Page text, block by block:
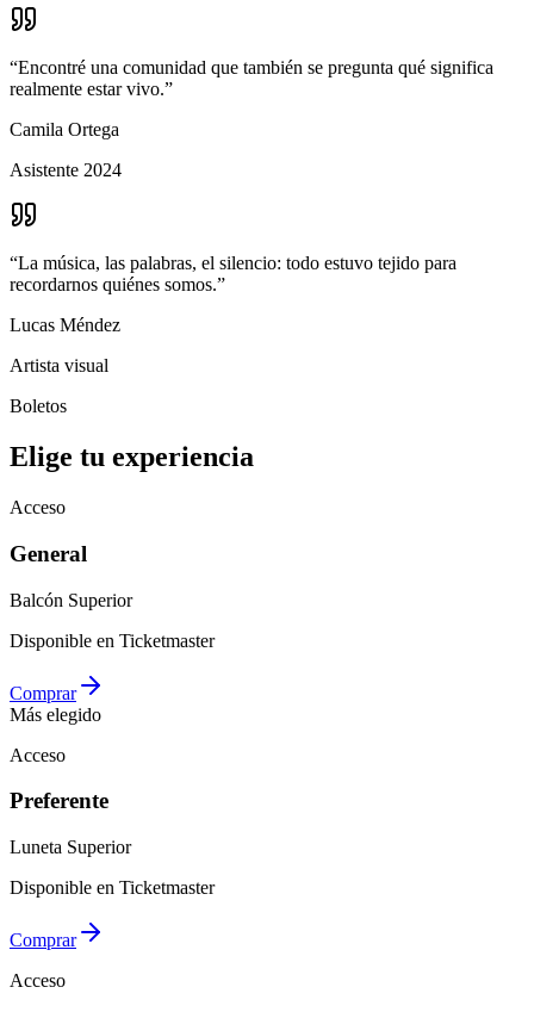
“Encontré una comunidad que también se pregunta qué significa
realmente estar vivo.”
Camila Ortega
Asistente 2024
“La música, las palabras, el silencio: todo estuvo tejido para
recordarnos quiénes somos.”
Lucas Méndez
Artista visual
Boletos
Elige tu experiencia
Acceso
General
Balcón Superior
Disponible en Ticketmaster
Comprar
Más elegido
Acceso
Preferente
Luneta Superior
Disponible en Ticketmaster
Comprar
Acceso